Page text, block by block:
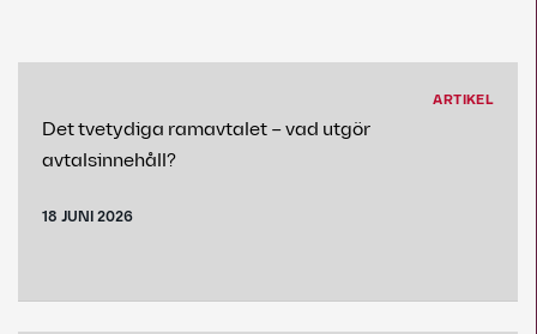
ARTIKEL
Det tvetydiga ramavtalet – vad utgör
avtalsinnehåll?
18 JUNI 2026